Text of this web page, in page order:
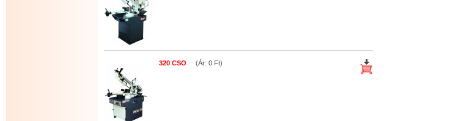
320 CSO (Ár: 0 Ft)